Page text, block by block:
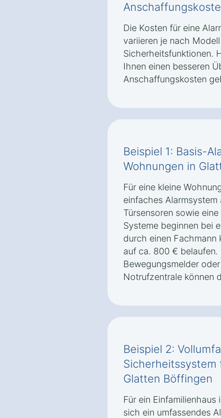
Die Kosten für eine
variieren je nach
Sicherheitsfunktionen.
Ihnen einen besseren
Anschaffungskosten
Beispiel 1: Basis-
Wohnungen in
Für eine kleine
einfaches
Türsensoren sowie
Systeme beginnen bei
durch einen Fachmann
auf ca. 800 €
Bewegungsmelder
Notrufzentrale können
Beispiel 2:
Sicherheitssystem
Glatten Böffingen
Für ein
sich ein umfassendes